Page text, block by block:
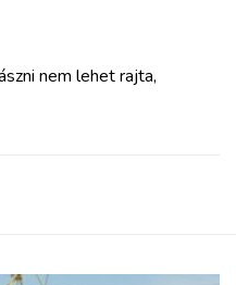
nem lehet rajta,